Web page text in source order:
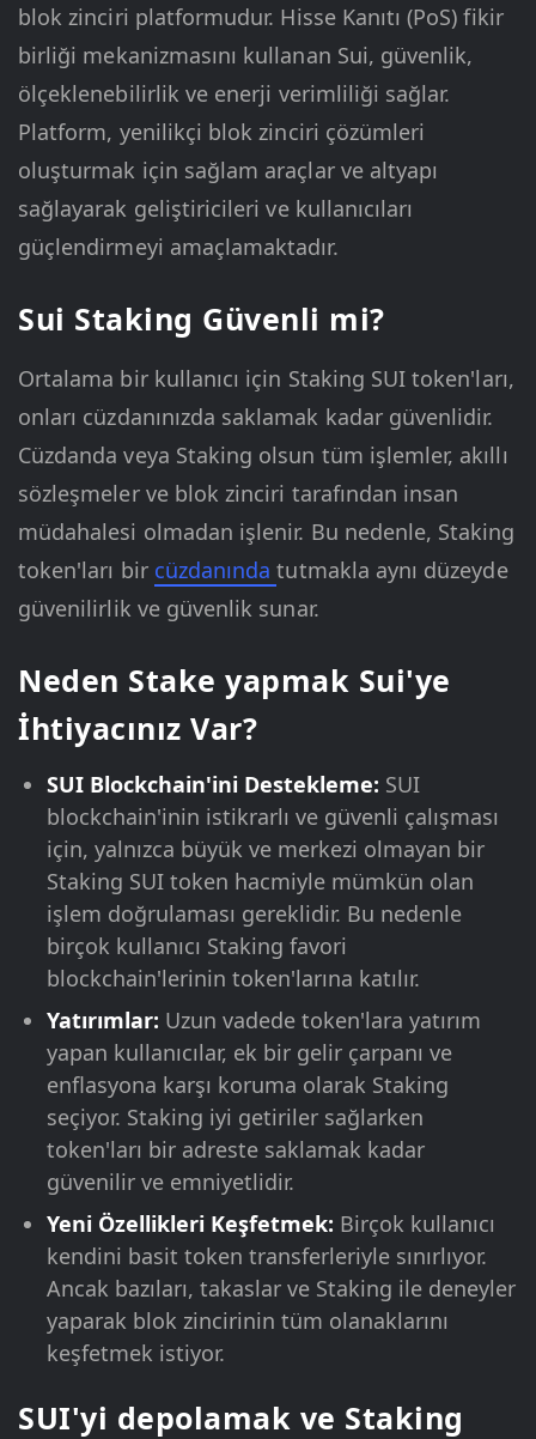
blok zinciri platformudur. Hisse Kanıtı (PoS) fikir
birliği mekanizmasını kullanan Sui, güvenlik,
ölçeklenebilirlik ve enerji verimliliği sağlar.
Platform, yenilikçi blok zinciri çözümleri
oluşturmak için sağlam araçlar ve altyapı
sağlayarak geliştiricileri ve kullanıcıları
güçlendirmeyi amaçlamaktadır.
Sui Staking Güvenli mi?
Ortalama bir kullanıcı için Staking SUI token'ları,
onları cüzdanınızda saklamak kadar güvenlidir.
Cüzdanda veya Staking olsun tüm işlemler, akıllı
sözleşmeler ve blok zinciri tarafından insan
müdahalesi olmadan işlenir. Bu nedenle, Staking
token'ları bir cüzdanındatutmakla aynı düzeyde
güvenilirlik ve güvenlik sunar.
Neden Stake yapmak Sui'ye
İhtiyacınız Var?
SUI Blockchain'ini Destekleme: SUI
blockchain'inin istikrarlı ve güvenli çalışması
için, yalnızca büyük ve merkezi olmayan bir
Staking SUI token hacmiyle mümkün olan
işlem doğrulaması gereklidir. Bu nedenle
birçok kullanıcı Staking favori
blockchain'lerinin token'larına katılır.
Yatırımlar: Uzun vadede token'lara yatırım
yapan kullanıcılar, ek bir gelir çarpanı ve
enflasyona karşı koruma olarak Staking
seçiyor. Staking iyi getiriler sağlarken
token'ları bir adreste saklamak kadar
güvenilir ve emniyetlidir.
Yeni Özellikleri Keşfetmek: Birçok kullanıcı
kendini basit token transferleriyle sınırlıyor.
Ancak bazıları, takaslar ve Staking ile deneyler
yaparak blok zincirinin tüm olanaklarını
keşfetmek istiyor.
SUI'yi depolamak ve Staking